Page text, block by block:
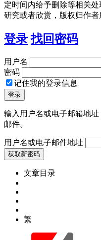
定时间内给予删除等相关处
研究或者欣赏，版权归作者
登录 找回密码
用户名
密码
记住我的登录信息
输入用户名或电子邮箱地
邮件。
用户名或电子邮件地址
文章目录
繁